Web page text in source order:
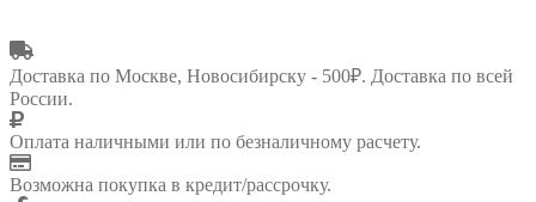
Доставка по Москве, Новосибирску - 500₽. Доставка по всей
России.
Оплата наличными или по безналичному расчету.
Возможна покупка в кредит/рассрочку.